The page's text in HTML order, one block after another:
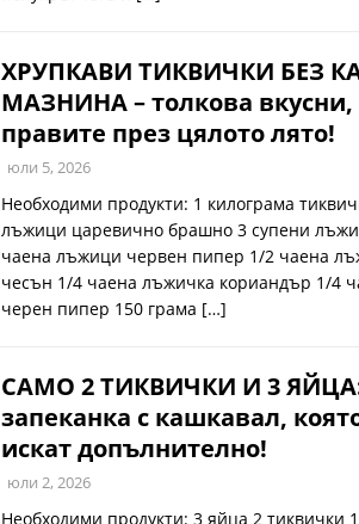
ХРУПКАВИ ТИКВИЧКИ БЕЗ
МАЗНИНА – толкова
правите през цялото лято!
юли 5, 2026
Необходими продукти: 1 килограма
лъжици царевично брашно 3 супени
чаена лъжици червен пипер 1/2 чаена
чесън 1/4 чаена лъжичка кориандър 1/4
черен пипер 150 грама […]
САМО 2 ТИКВИЧКИ И 3
запеканка с кашкавал,
искат допълнително!
юли 2, 2026
Необходими продукти: 3 яйца 2 тиквички